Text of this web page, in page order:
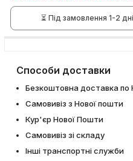
⏳ Під замовлення 1-2 дні
Способи доставки
Безкоштовна доставка по
Самовивіз з Нової пошти
Кур'єр Нової Пошти
Самовивіз зі складу
Інші транспортні служби